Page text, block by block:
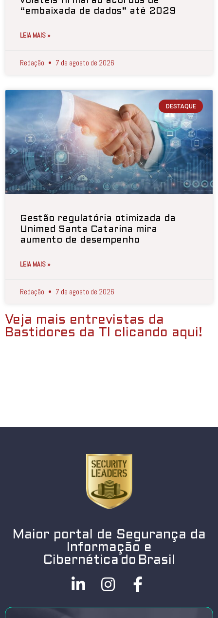
“embaixada de dados” até 2029
LEIA MAIS »
Redação 7 de agosto de 2026
DESTAQUE
Gestão regulatória otimizada da
Unimed Santa Catarina mira
aumento de desempenho
LEIA MAIS »
Redação 7 de agosto de 2026
Veja mais entrevistas da
Bastidores da TI clicando aqui!
Maior portal de Segurança da
Informação e
Cibernética do Brasil